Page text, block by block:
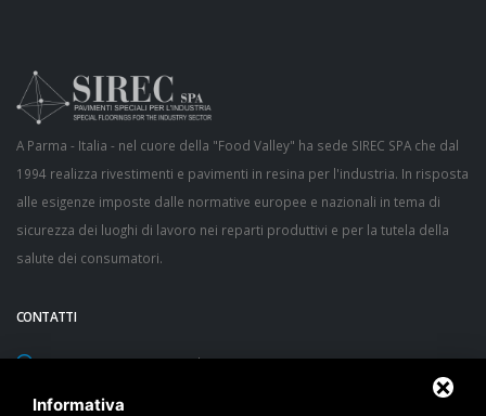
A Parma - Italia - nel cuore della "Food Valley" ha sede SIREC SPA che dal
1994 realizza rivestimenti e pavimenti in resina per l'industria. In risposta
alle esigenze imposte dalle normative europee e nazionali in tema di
sicurezza dei luoghi di lavoro nei reparti produttivi e per la tutela della
salute dei consumatori.
CONTATTI
via Sacca, 60/1 43052 Colorno (Parma) - ITALY
Latitudine 44° 57' 40" N - Longitudine 10° 22' 53" E - Altezza 20 m
Informativa